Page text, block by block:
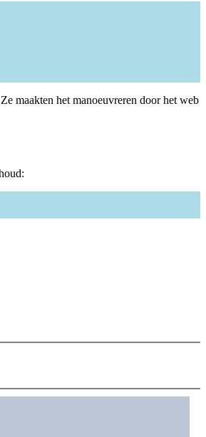
maakten het manoeuvreren door het web